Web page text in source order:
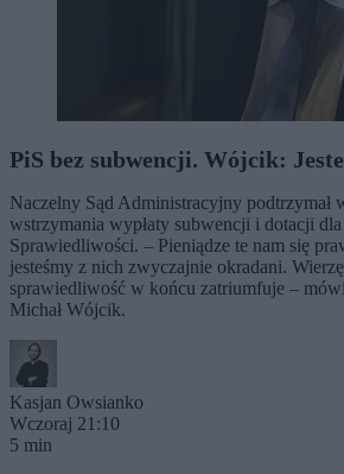
PiS bez subwencji. Wójcik:
Naczelny Sąd Administracyjny podtrzymał
wstrzymania wypłaty subwencji i dotacji
Sprawiedliwości. – Pieniądze te nam się
jesteśmy z nich zwyczajnie okradani.
sprawiedliwość w końcu zatriumfuje –
Michał Wójcik.
Kasjan Owsianko
Wczoraj 21:10
5 min